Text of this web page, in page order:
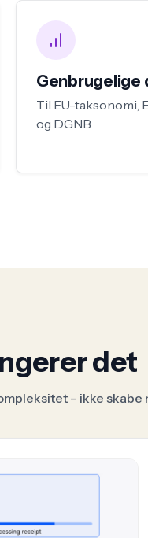
Genbrugelige
Til EU-taksonomi,
og DGNB
det
– ikke skabe